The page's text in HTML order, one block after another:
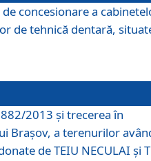
concesionare a
de tehnică dentară,
2013 şi trecerea în
Braşov, a terenurilor
de TEIU NECULAI şi